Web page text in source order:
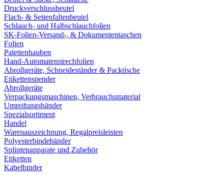
Druckverschlussbeutel
Flach- & Seitenfaltenbeutel
Schlauch- und Halbschlauchfolien
SK-Folien-Versand-, & Dokumententaschen
Folien
Palettenhauben
Hand-Automatenstrechfolien
Abrollgeräte, Schneideständer & Packtische
Etikettenspender
Abrollgeräte
Verpackungsmaschinen, Verbrauchsmaterial
Umreifungsbänder
Spezialsortiment
Handel
Warenauszeichnung, Regalpreisleisten
Polyesterbindebänder
Splintenapparate und Zubehör
Etiketten
Kabelbinder